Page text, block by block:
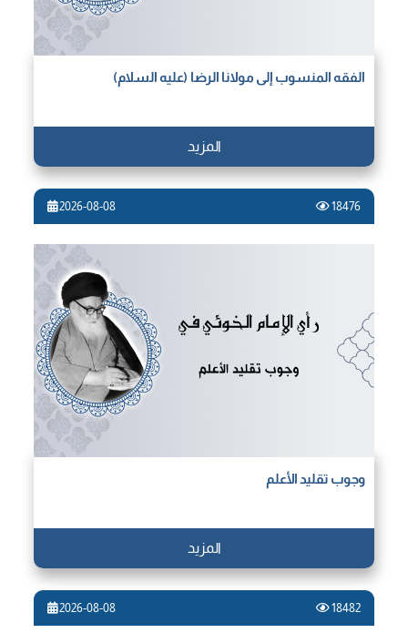
الفقه المنسوب إلى مولانا الرضا (عليه السلام)
المزيد
18476
2026-08-08
وجوب تقليد الأعلم
المزيد
18482
2026-08-08